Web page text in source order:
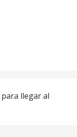
para llegar al